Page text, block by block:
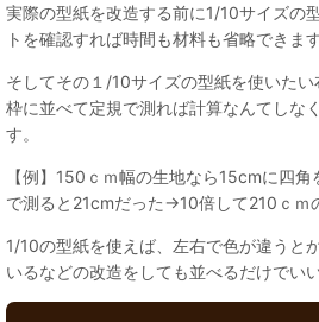
実際の型紙を改造する前に1/10サイズの
トを確認すれば時間も材料も省略できます
そしてその１/10サイズの型紙を使いた
枠に並べて定規で測れば計算なんてしな
す。
【例】150ｃｍ幅の生地なら15cmに四
で測ると21cmだった→10倍して210ｃｍ
1/10の型紙を使えば、左右で色が違うと
いるなどの改造をしても並べるだけでい